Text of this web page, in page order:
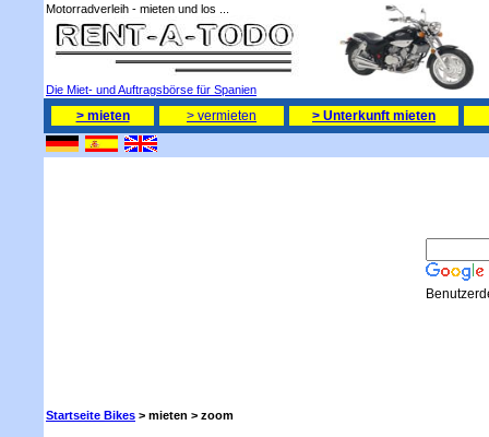
Motorradverleih - mieten und los ...
Die Miet- und Auftragsbörse für Spanien
> mieten > vermieten > Unterkunft mieten
Startseite Bikes > mieten > zoom